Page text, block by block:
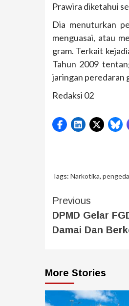
Prawira diketahui
Dia menuturkan
menguasai, atau
gram. Terkait
Tahun 2009
jaringan peredaran
Redaksi 02
Tags: Narkotika,
Previous
DPMD Gelar
Damai Dan
More Stories